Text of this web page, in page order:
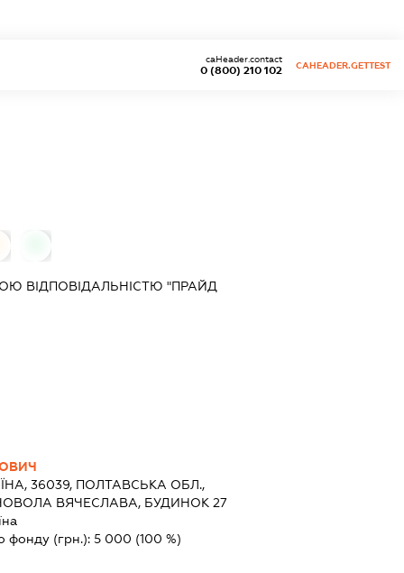
0 (800) 210 102
caHeader.contact
CAHEADER.GETTEST
ВІДПОВІДАЛЬНІСТЮ "ПРАЙД
36039, ПОЛТАВСЬКА ОБЛ.,
ВЯЧЕСЛАВА, БУДИНОК 27
фонду (грн.): 5 000 (100 %)